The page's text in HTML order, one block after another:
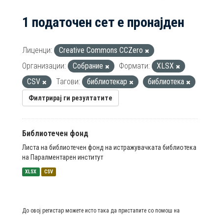
1 податочен сет е пронајден
Лиценци:
Creative Commons CCZero
Организации:
Собрание Формати:
XLSX
CSV
Тагови: библиотекар библиотека
Филтрирај ги резултатите
Библиотечен фонд
Листа на библиотечен фонд на истражувачката библиотека
на Паралментарен институт
XLSX CSV
До овој регистар можете исто така да пристапите со помош на